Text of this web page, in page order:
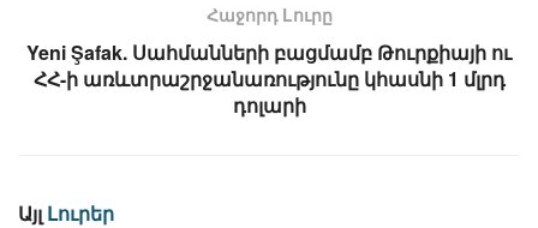
Հաջորդ Lուրը
Yeni Şafak. Սահմանների բացմամբ Թուրքիայի ու
ՀՀ-ի առևտրաշրջանառությունը կհասնի 1 մլրդ
դոլարի
Այլ Լուրեր